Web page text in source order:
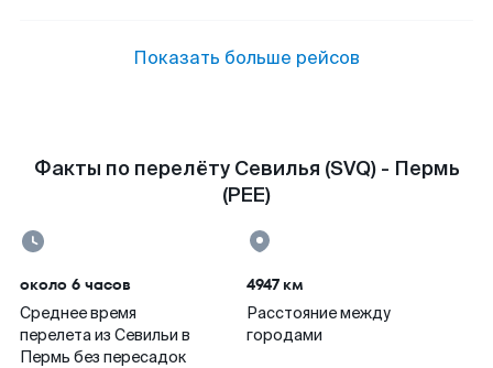
Показать больше рейсов
Факты по перелёту Севилья (SVQ) - Пермь
(PEE)
около 6 часов
Среднее время
перелета из Севильи в
Пермь без пересадок
4947 км
Расстояние между
городами